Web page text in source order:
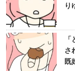
り
さ
既